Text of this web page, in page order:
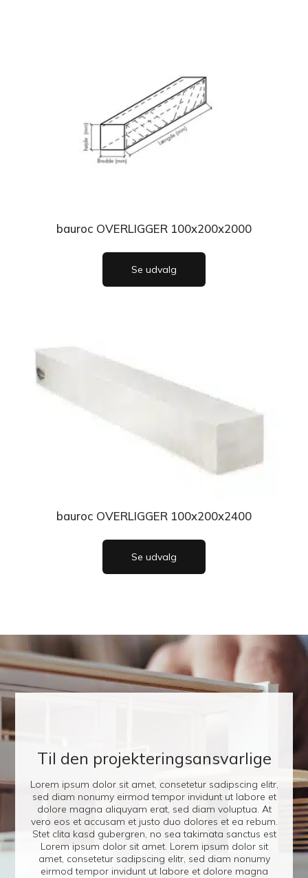
bauroc OVERLIGGER 100x200x2000
Se udvalg
bauroc OVERLIGGER 100x200x2400
Se udvalg
Til den projekteringsansvarlige
Lorem ipsum dolor sit amet, consetetur sadipscing elitr,
sed diam nonumy eirmod tempor invidunt ut labore et
dolore magna aliquyam erat, sed diam voluptua. At
vero eos et accusam et justo duo dolores et ea rebum.
Stet clita kasd gubergren, no sea takimata sanctus est
Lorem ipsum dolor sit amet. Lorem ipsum dolor sit
amet, consetetur sadipscing elitr, sed diam nonumy
eirmod tempor invidunt ut labore et dolore magna